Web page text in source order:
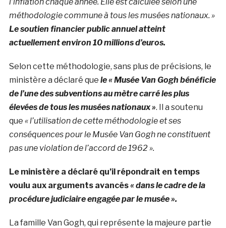
méthodologie commune à tous les musées nationaux. »
Le soutien financier public annuel atteint
actuellement environ 10 millions d’euros.
Selon cette méthodologie, sans plus de précisions, le
ministère a déclaré que le « Musée Van Gogh bénéficie
de l’une des subventions au mètre carré les plus
élevées de tous les musées nationaux ». Il a soutenu
que « l’utilisation de cette méthodologie et ses
conséquences pour le Musée Van Gogh ne constituent
pas une violation de l’accord de 1962 ».
Le ministère a déclaré qu’il répondrait en temps
voulu aux arguments avancés« dans le cadre de la
procédure judiciaire engagée par le musée ».
La famille Van Gogh, qui représente la majeure partie